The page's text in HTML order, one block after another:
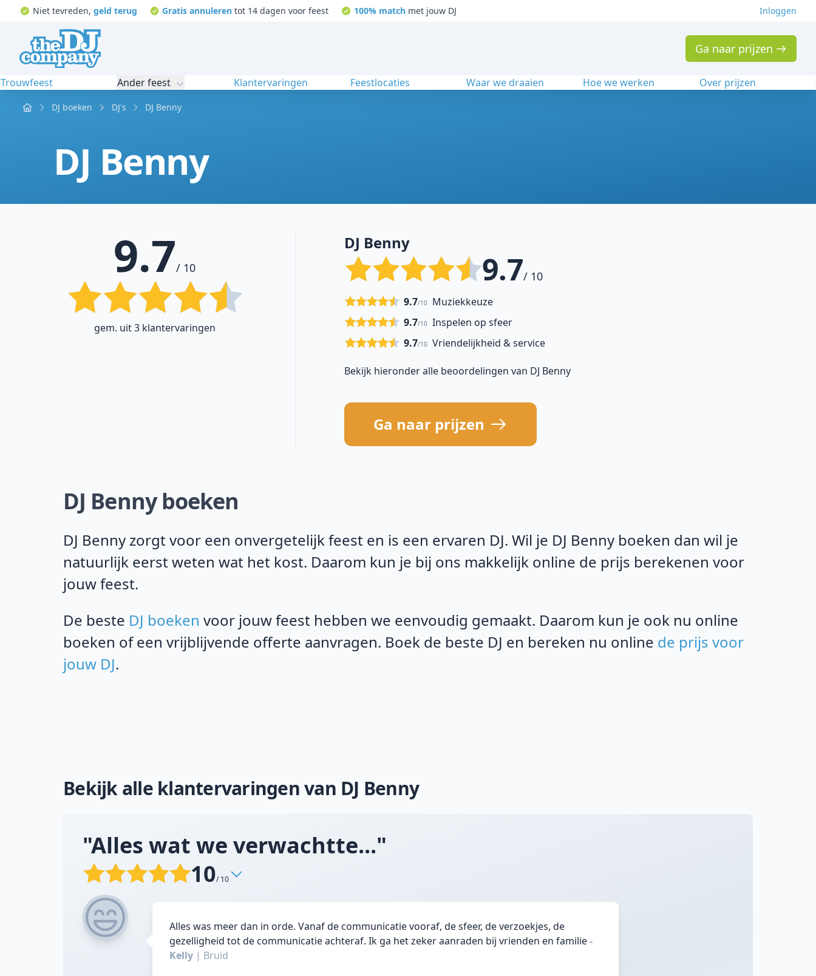
Niet tevreden, geld terug Gratis annuleren tot 14 dagen voor feest 100% matchmet jouw DJ Inloggen
Ga naar prijzen
Trouwfeest Ander feest Klantervaringen Feestlocaties Waar we draaien Hoe we werken Over prijzen
Home DJ boeken DJ's DJ Benny
DJ Benny
9.7/ 10
gem. uit 3 klantervaringen
DJ Benny
9.7/ 10
Muziekkeuze
9.7/10
Inspelen op sfeer
9.7/10
Vriendelijkheid & service
9.7/10
Bekijk hieronder alle beoordelingen van DJ Benny
Ga naar prijzen
DJ Benny boeken
DJ Benny zorgt voor een onvergetelijk feest en is een ervaren DJ. Wil je DJ Benny boeken dan wil je
natuurlijk eerst weten wat het kost. Daarom kun je bij ons makkelijk online de prijs berekenen voor
jouw feest.
De beste DJ boeken voor jouw feest hebben we eenvoudig gemaakt. Daarom kun je ook nu online
boeken of een vrijblijvende offerte aanvragen. Boek de beste DJ en bereken nu online de prijs voor
jouw DJ.
Bekijk alle klantervaringen van DJ Benny
"Alles wat we verwachtte..."
10/ 10
Alles was meer dan in orde. Vanaf de communicatie vooraf, de sfeer, de verzoekjes, de
gezelligheid tot de communicatie achteraf. Ik ga het zeker aanraden bij vrienden en familie-
Kelly | Bruid